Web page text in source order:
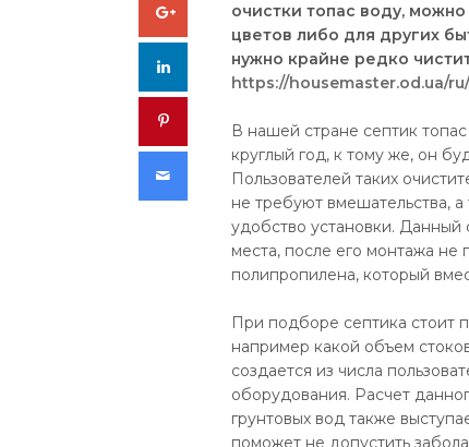
Google+
LinkedIn
Pinterest
очистки топас воду,
цветов либо для других
нужно крайне редко
https://housemaster.od.ua/
В нашей стране септик
круглый год, к тому же, он
Пользователей таких
не требуют вмешательства,
удобство установки. Данный
места, после его монтажа не
полипропилена, который
При подборе септика стоит
например какой объем
создается из числа
оборудования. Расчет
грунтовых вод также
поможет не допустить